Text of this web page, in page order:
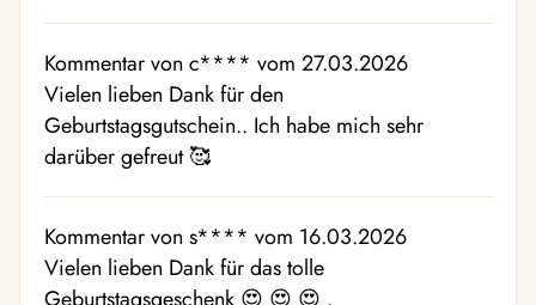
Kommentar von c**** vom 27.03.2026
Vielen lieben Dank für den
Geburtstagsgutschein.. Ich habe mich sehr
darüber gefreut 🥰
Kommentar von s**** vom 16.03.2026
Vielen lieben Dank für das tolle